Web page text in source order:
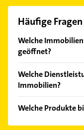
Häufige Fragen
Welche
geöffnet?
Bitte beachten Sie,
Feiertagen
Welche
Immobilien?
Baufinanzierung,
Welche Produkte
Das Angebot